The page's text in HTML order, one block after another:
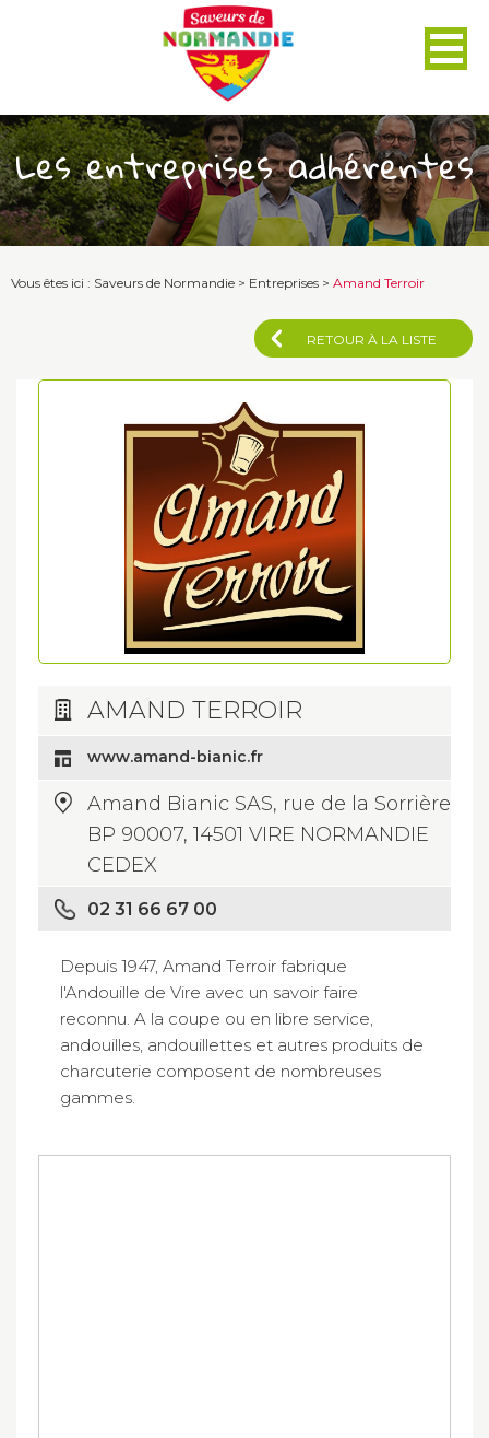
Les entreprises adhérentes
Vous êtes ici : Saveurs de Normandie > Entreprises > Amand Terroir
RETOUR À LA LISTE
AMAND TERROIR
www.amand-bianic.fr
Amand Bianic SAS, rue de la Sorrière
BP 90007, 14501 VIRE NORMANDIE
CEDEX
02 31 66 67 00
Depuis 1947, Amand Terroir fabrique
l'Andouille de Vire avec un savoir faire
reconnu. A la coupe ou en libre service,
andouilles, andouillettes et autres produits de
charcuterie composent de nombreuses
gammes.
Panneau de gestion des cookies